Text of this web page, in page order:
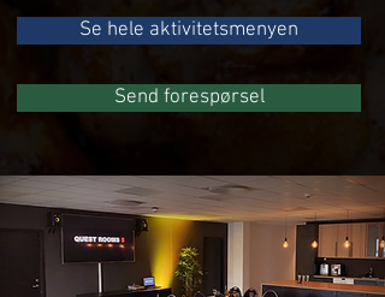
Se hele aktivitetsmenyen
Send forespørsel